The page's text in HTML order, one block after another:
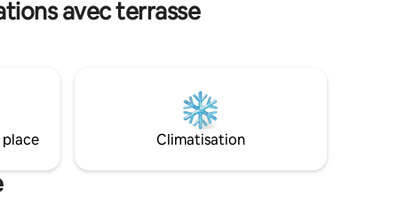
»
le lac, visitez Guilford Lake State Park
Beach sur la rive opposée pour encore
la navigation de plaisance ne sera pas
avec terrasse
Climatisation